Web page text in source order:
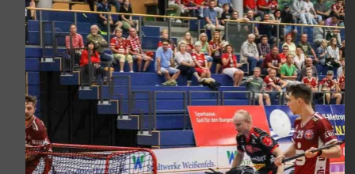
nach
Wernigerode